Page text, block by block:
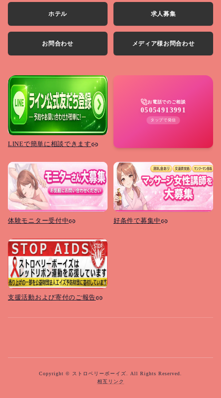
ホテル 求人募集
お問合わせ メディア様お問合わせ
LINEで簡単に相談できます
お電話でのご相談
05054913991
タップで発信
体験モニター受付中 好条件で募集中
支援活動および寄付のご報告
Copyright © ストロベリーボーイズ. All Rights Reserved.
相互リンク